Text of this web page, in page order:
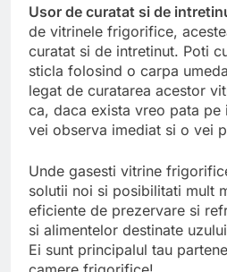
Usor de curatat si de
de vitrinele frigorifice,
curatat si de intretinut. Poti
sticla folosind o carpa
legat de curatarea acestor
ca, daca exista vreo pata pe
vei observa imediat si o vei
Unde gasesti vitrine
solutii noi si posibilitati mult
eficiente de prezervare si
si alimentelor destinate
Ei sunt principalul tau